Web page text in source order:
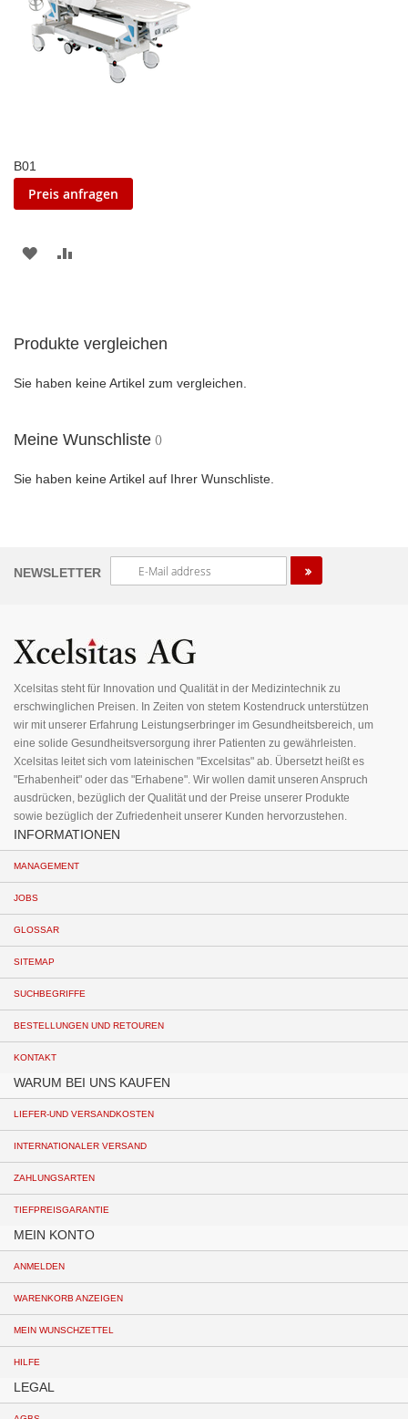
B01
Preis anfragen
ZUR
Produkte vergleichen
Sie haben keine Artikel zum vergleichen.
Meine Wunschliste
Sie haben keine Artikel auf Ihrer Wunschliste.
NEWSLETTER
Melden
Sie
Newsletter
Xcelsitas steht für Innovation und Qualität in der Medizintechnik zu
erschwinglichen Preisen. In Zeiten von stetem Kostendruck unterstützen
wir mit unserer Erfahrung Leistungserbringer im Gesundheitsbereich, um
eine solide Gesundheitsversorgung ihrer Patienten zu gewährleisten.
Xcelsitas leitet sich vom lateinischen "Excelsitas" ab. Übersetzt heißt es
"Erhabenheit" oder das "Erhabene". Wir wollen damit unseren Anspruch
ausdrücken, bezüglich der Qualität und der Preise unserer Produkte
sowie bezüglich der Zufriedenheit unserer Kunden hervorzustehen.
INFORMATIONEN
MANAGEMENT
JOBS
GLOSSAR
SITEMAP
SUCHBEGRIFFE
BESTELLUNGEN UND RETOUREN
KONTAKT
WARUM BEI UNS KAUFEN
LIEFER-UND VERSANDKOSTEN
INTERNATIONALER VERSAND
ZAHLUNGSARTEN
TIEFPREISGARANTIE
MEIN KONTO
ANMELDEN
WARENKORB ANZEIGEN
MEIN WUNSCHZETTEL
HILFE
LEGAL